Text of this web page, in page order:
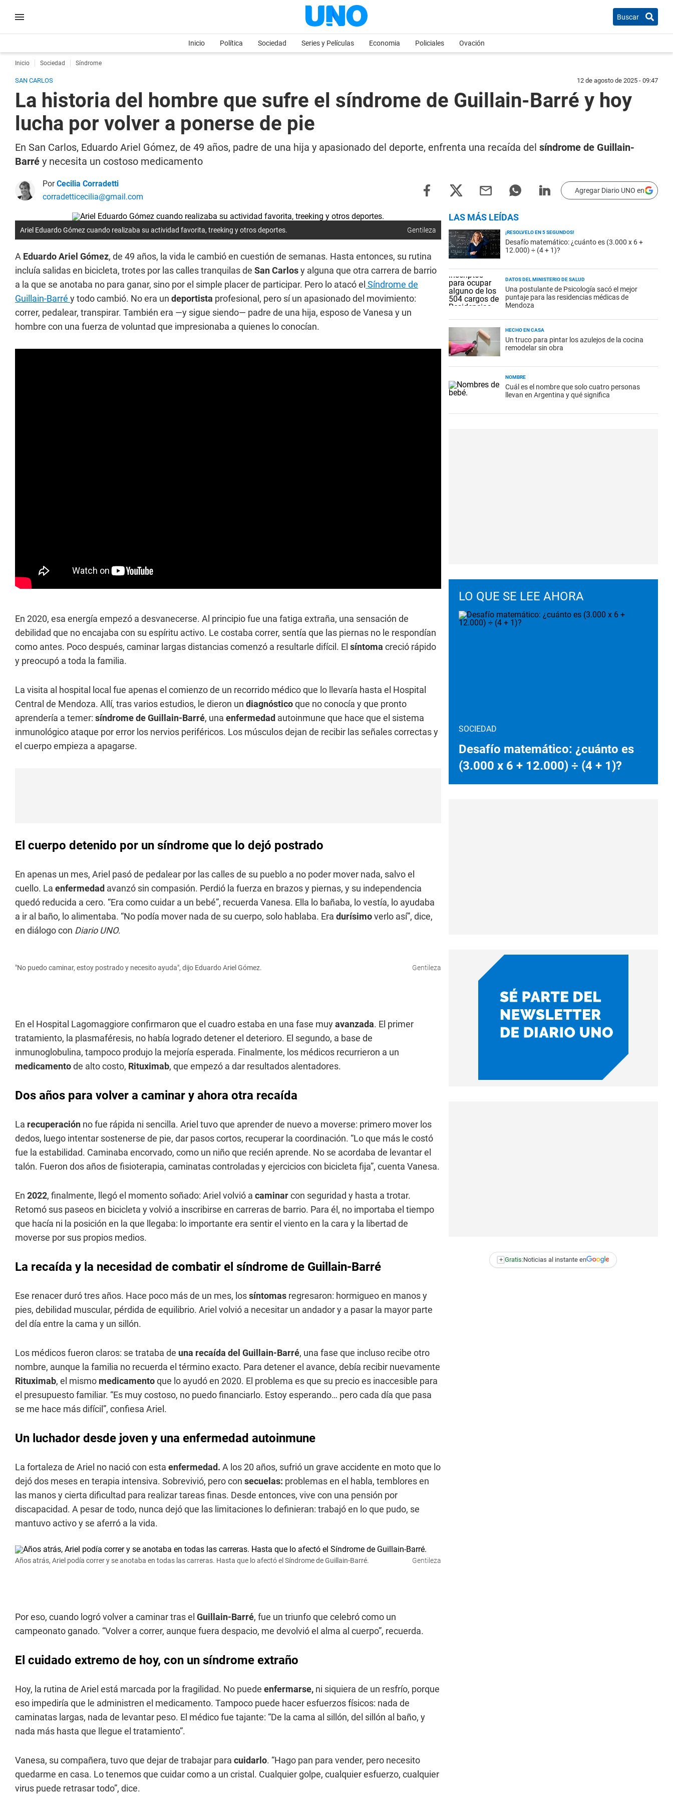
Buscar
Inicio Política Sociedad Series y Películas Economia Policiales Ovación
Inicio Sociedad Síndrome
SAN CARLOS 12 de agosto de 2025 - 09:47
La historia del hombre que sufre el síndrome de Guillain-Barré y hoy
lucha por volver a ponerse de pie
En San Carlos, Eduardo Ariel Gómez, de 49 años, padre de una hija y apasionado del deporte, enfrenta una recaída del síndrome de Guillain-
Barré y necesita un costoso medicamento
PorCecilia Corradetti
corradetticecilia@gmail.com
Agregar Diario UNO en
Ariel Eduardo Gómez cuando realizaba su actividad favorita, treeking y otros deportes. Gentileza
A Eduardo Ariel Gómez, de 49 años, la vida le cambió en cuestión de semanas. Hasta entonces, su rutina
incluía salidas en bicicleta, trotes por las calles tranquilas de San Carlosy alguna que otra carrera de barrio
a la que se anotaba no para ganar, sino por el simple placer de participar. Pero lo atacó el Síndrome de
Guillain-Barré y todo cambió. No era un deportista profesional, pero sí un apasionado del movimiento:
correr, pedalear, transpirar. También era —y sigue siendo— padre de una hija, esposo de Vanesa y un
hombre con una fuerza de voluntad que impresionaba a quienes lo conocían.
En 2020, esa energía empezó a desvanecerse. Al principio fue una fatiga extraña, una sensación de
debilidad que no encajaba con su espíritu activo. Le costaba correr, sentía que las piernas no le respondían
como antes. Poco después, caminar largas distancias comenzó a resultarle difícil. El síntoma creció rápido
y preocupó a toda la familia.
La visita al hospital local fue apenas el comienzo de un recorrido médico que lo llevaría hasta el Hospital
Central de Mendoza. Allí, tras varios estudios, le dieron un diagnósticoque no conocía y que pronto
aprendería a temer: síndrome de Guillain-Barré, una enfermedad autoinmune que hace que el sistema
inmunológico ataque por error los nervios periféricos. Los músculos dejan de recibir las señales correctas y
el cuerpo empieza a apagarse.
El cuerpo detenido por un síndrome que lo dejó postrado
En apenas un mes, Ariel pasó de pedalear por las calles de su pueblo a no poder mover nada, salvo el
cuello. La enfermedad avanzó sin compasión. Perdió la fuerza en brazos y piernas, y su independencia
quedó reducida a cero. “Era como cuidar a un bebé”, recuerda Vanesa. Ella lo bañaba, lo vestía, lo ayudaba
a ir al baño, lo alimentaba. “No podía mover nada de su cuerpo, solo hablaba. Era durísimoverlo así”, dice,
en diálogo con Diario UNO.
"No puedo caminar, estoy postrado y necesito ayuda", dijo Eduardo Ariel Gómez. Gentileza
En el Hospital Lagomaggiore confirmaron que el cuadro estaba en una fase muyavanzada. El primer
tratamiento, la plasmaféresis, no había logrado detener el deterioro. El segundo, a base de
inmunoglobulina, tampoco produjo la mejoría esperada. Finalmente, los médicos recurrieron a un
medicamentode alto costo, Rituximab, que empezó a dar resultados alentadores.
Dos años para volver a caminar y ahora otra recaída
La recuperación no fue rápida ni sencilla. Ariel tuvo que aprender de nuevo a moverse: primero mover los
dedos, luego intentar sostenerse de pie, dar pasos cortos, recuperar la coordinación. “Lo que más le costó
fue la estabilidad. Caminaba encorvado, como un niño que recién aprende. No se acordaba de levantar el
talón. Fueron dos años de fisioterapia, caminatas controladas y ejercicios con bicicleta fija”, cuenta Vanesa.
En 2022, finalmente, llegó el momento soñado: Ariel volvió a caminarcon seguridad y hasta a trotar.
Retomó sus paseos en bicicleta y volvió a inscribirse en carreras de barrio. Para él, no importaba el tiempo
que hacía ni la posición en la que llegaba: lo importante era sentir el viento en la cara y la libertad de
moverse por sus propios medios.
La recaída y la necesidad de combatir el síndrome de Guillain-Barré
Ese renacer duró tres años. Hace poco más de un mes, lossíntomas regresaron: hormigueo en manos y
pies, debilidad muscular, pérdida de equilibrio. Ariel volvió a necesitar un andador y a pasar la mayor parte
del día entre la cama y un sillón.
Los médicos fueron claros: se trataba de una recaída del Guillain-Barré, una fase que incluso recibe otro
nombre, aunque la familia no recuerda el término exacto. Para detener el avance, debía recibir nuevamente
Rituximab, el mismo medicamentoque lo ayudó en 2020. El problema es que su precio es inaccesible para
el presupuesto familiar. “Es muy costoso, no puedo financiarlo. Estoy esperando… pero cada día que pasa
se me hace más difícil”, confiesa Ariel.
Un luchador desde joven y una enfermedad autoinmune
La fortaleza de Ariel no nació con esta enfermedad. A los 20 años, sufrió un grave accidente en moto que lo
dejó dos meses en terapia intensiva. Sobrevivió, pero con secuelas: problemas en el habla, temblores en
las manos y cierta dificultad para realizar tareas finas. Desde entonces, vive con una pensión por
discapacidad. A pesar de todo, nunca dejó que las limitaciones lo definieran: trabajó en lo que pudo, se
mantuvo activo y se aferró a la vida.
Años atrás, Ariel podía correr y se anotaba en todas las carreras. Hasta que lo afectó el Síndrome de Guillain-Barré. Gentileza
Por eso, cuando logró volver a caminar tras el Guillain-Barré, fue un triunfo que celebró como un
campeonato ganado. “Volver a correr, aunque fuera despacio, me devolvió el alma al cuerpo”, recuerda.
El cuidado extremo de hoy, con un síndrome extraño
Hoy, la rutina de Ariel está marcada por la fragilidad. No puede enfermarse, ni siquiera de un resfrío, porque
eso impediría que le administren el medicamento. Tampoco puede hacer esfuerzos físicos: nada de
caminatas largas, nada de levantar peso. El médico fue tajante: “De la cama al sillón, del sillón al baño, y
nada más hasta que llegue el tratamiento”.
Vanesa, su compañera, tuvo que dejar de trabajar para cuidarlo. “Hago pan para vender, pero necesito
quedarme en casa. Lo tenemos que cuidar como a un cristal. Cualquier golpe, cualquier esfuerzo, cualquier
virus puede retrasar todo”, dice.
LAS MÁS LEÍDAS
¡RESOLVELO EN 5 SEGUNDOS!
Desafío matemático: ¿cuánto es (3.000 x 6 +
12.000) ÷ (4 + 1)?
DATOS DEL MINISTERIO DE SALUD
Una postulante de Psicología sacó el mejor
puntaje para las residencias médicas de
Mendoza
HECHO EN CASA
Un truco para pintar los azulejos de la cocina
remodelar sin obra
NOMBRE
Cuál es el nombre que solo cuatro personas
llevan en Argentina y qué significa
LO QUE SE LEE AHORA
SOCIEDAD
Desafío matemático: ¿cuánto es
(3.000 x 6 + 12.000) ÷ (4 + 1)?
+ Gratis:Noticias al instante en